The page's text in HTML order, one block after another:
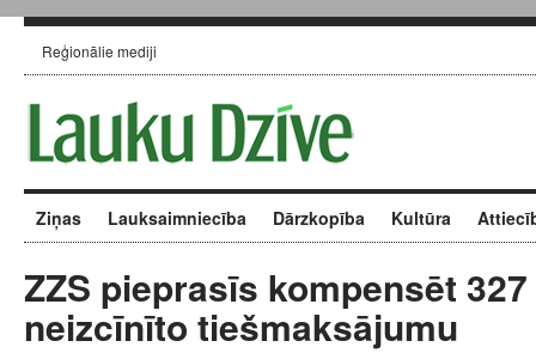
Reģionālie mediji
Ziņas Lauksaimniecība Dārzkopība Kultūra
ZZS pieprasīs kompensēt
neizcīnīto tiešmaksājumu